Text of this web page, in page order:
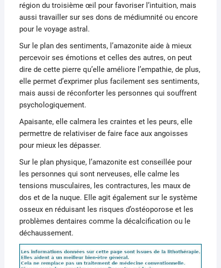
région du troisième œil pour favoriser l’intuition, mais
aussi travailler sur ses dons de médiumnité ou encore
pour le voyage astral.
Sur le plan des sentiments, l’amazonite aide à mieux
percevoir ses émotions et celles des autres, on peut
dire de cette pierre qu’elle améliore l’empathie, de plus,
elle permet d’exprimer plus facilement ses sentiments,
mais aussi de réconforter les personnes qui souffrent
psychologiquement.
Apaisante, elle calmera les craintes et les peurs, elle
permettre de relativiser de faire face aux angoisses
pour mieux les dépasser.
Sur le plan physique, l’amazonite est conseillée pour
les personnes qui sont nerveuses, elle calme les
tensions musculaires, les contractures, les maux de
dos et de la nuque. Elle agit également sur le système
osseux en réduisant les risques d’ostéoporose et les
problèmes dentaires comme la décalcification ou le
déchaussement.